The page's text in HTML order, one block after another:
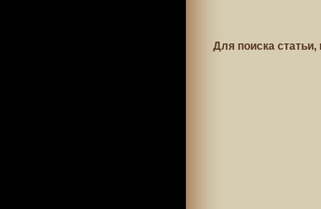
Для поиска статьи,